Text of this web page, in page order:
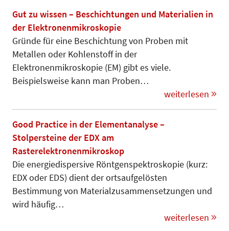
Gut zu wissen – Beschichtungen und Materialien in
der Elektronenmikroskopie
Gründe für eine Beschichtung von Proben mit
Metallen oder Kohlenstoff in der
Elektronenmikroskopie (EM) gibt es viele.
Beispielsweise kann man Proben…
weiterlesen
Good Practice in der Elementanalyse –
Stolpersteine der EDX am
Rasterelektronenmikroskop
Die energiedispersive Röntgenspektro­skopie (kurz:
EDX oder EDS) dient der ortsaufgelösten
Bestimmung von Materialzusammensetzungen und
wird häufig…
weiterlesen